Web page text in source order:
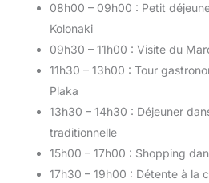
08h00 – 09h00 : Petit
Kolonaki
09h30 – 11h00 : Visite du
11h30 – 13h00 : Tour
Plaka
13h30 – 14h30 : Déjeuner
traditionnelle
15h00 – 17h00 : Shopping
17h30 – 19h00 : Détente à la